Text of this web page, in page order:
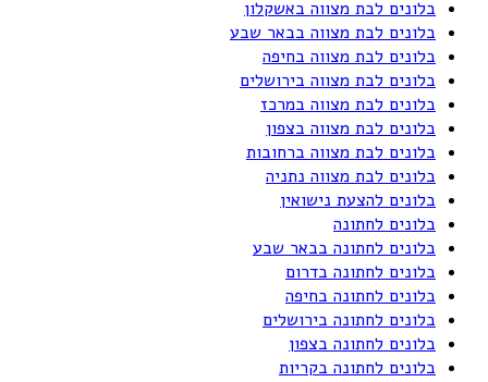
בלונים לבת מצווה באשקלון
בלונים לבת מצווה בבאר שבע
בלונים לבת מצווה בחיפה
בלונים לבת מצווה בירושלים
בלונים לבת מצווה במרכז
בלונים לבת מצווה בצפון
בלונים לבת מצווה ברחובות
בלונים לבת מצווה נתניה
בלונים להצעת נישואין
בלונים לחתונה
בלונים לחתונה בבאר שבע
בלונים לחתונה בדרום
בלונים לחתונה בחיפה
בלונים לחתונה בירושלים
בלונים לחתונה בצפון
בלונים לחתונה בקריות